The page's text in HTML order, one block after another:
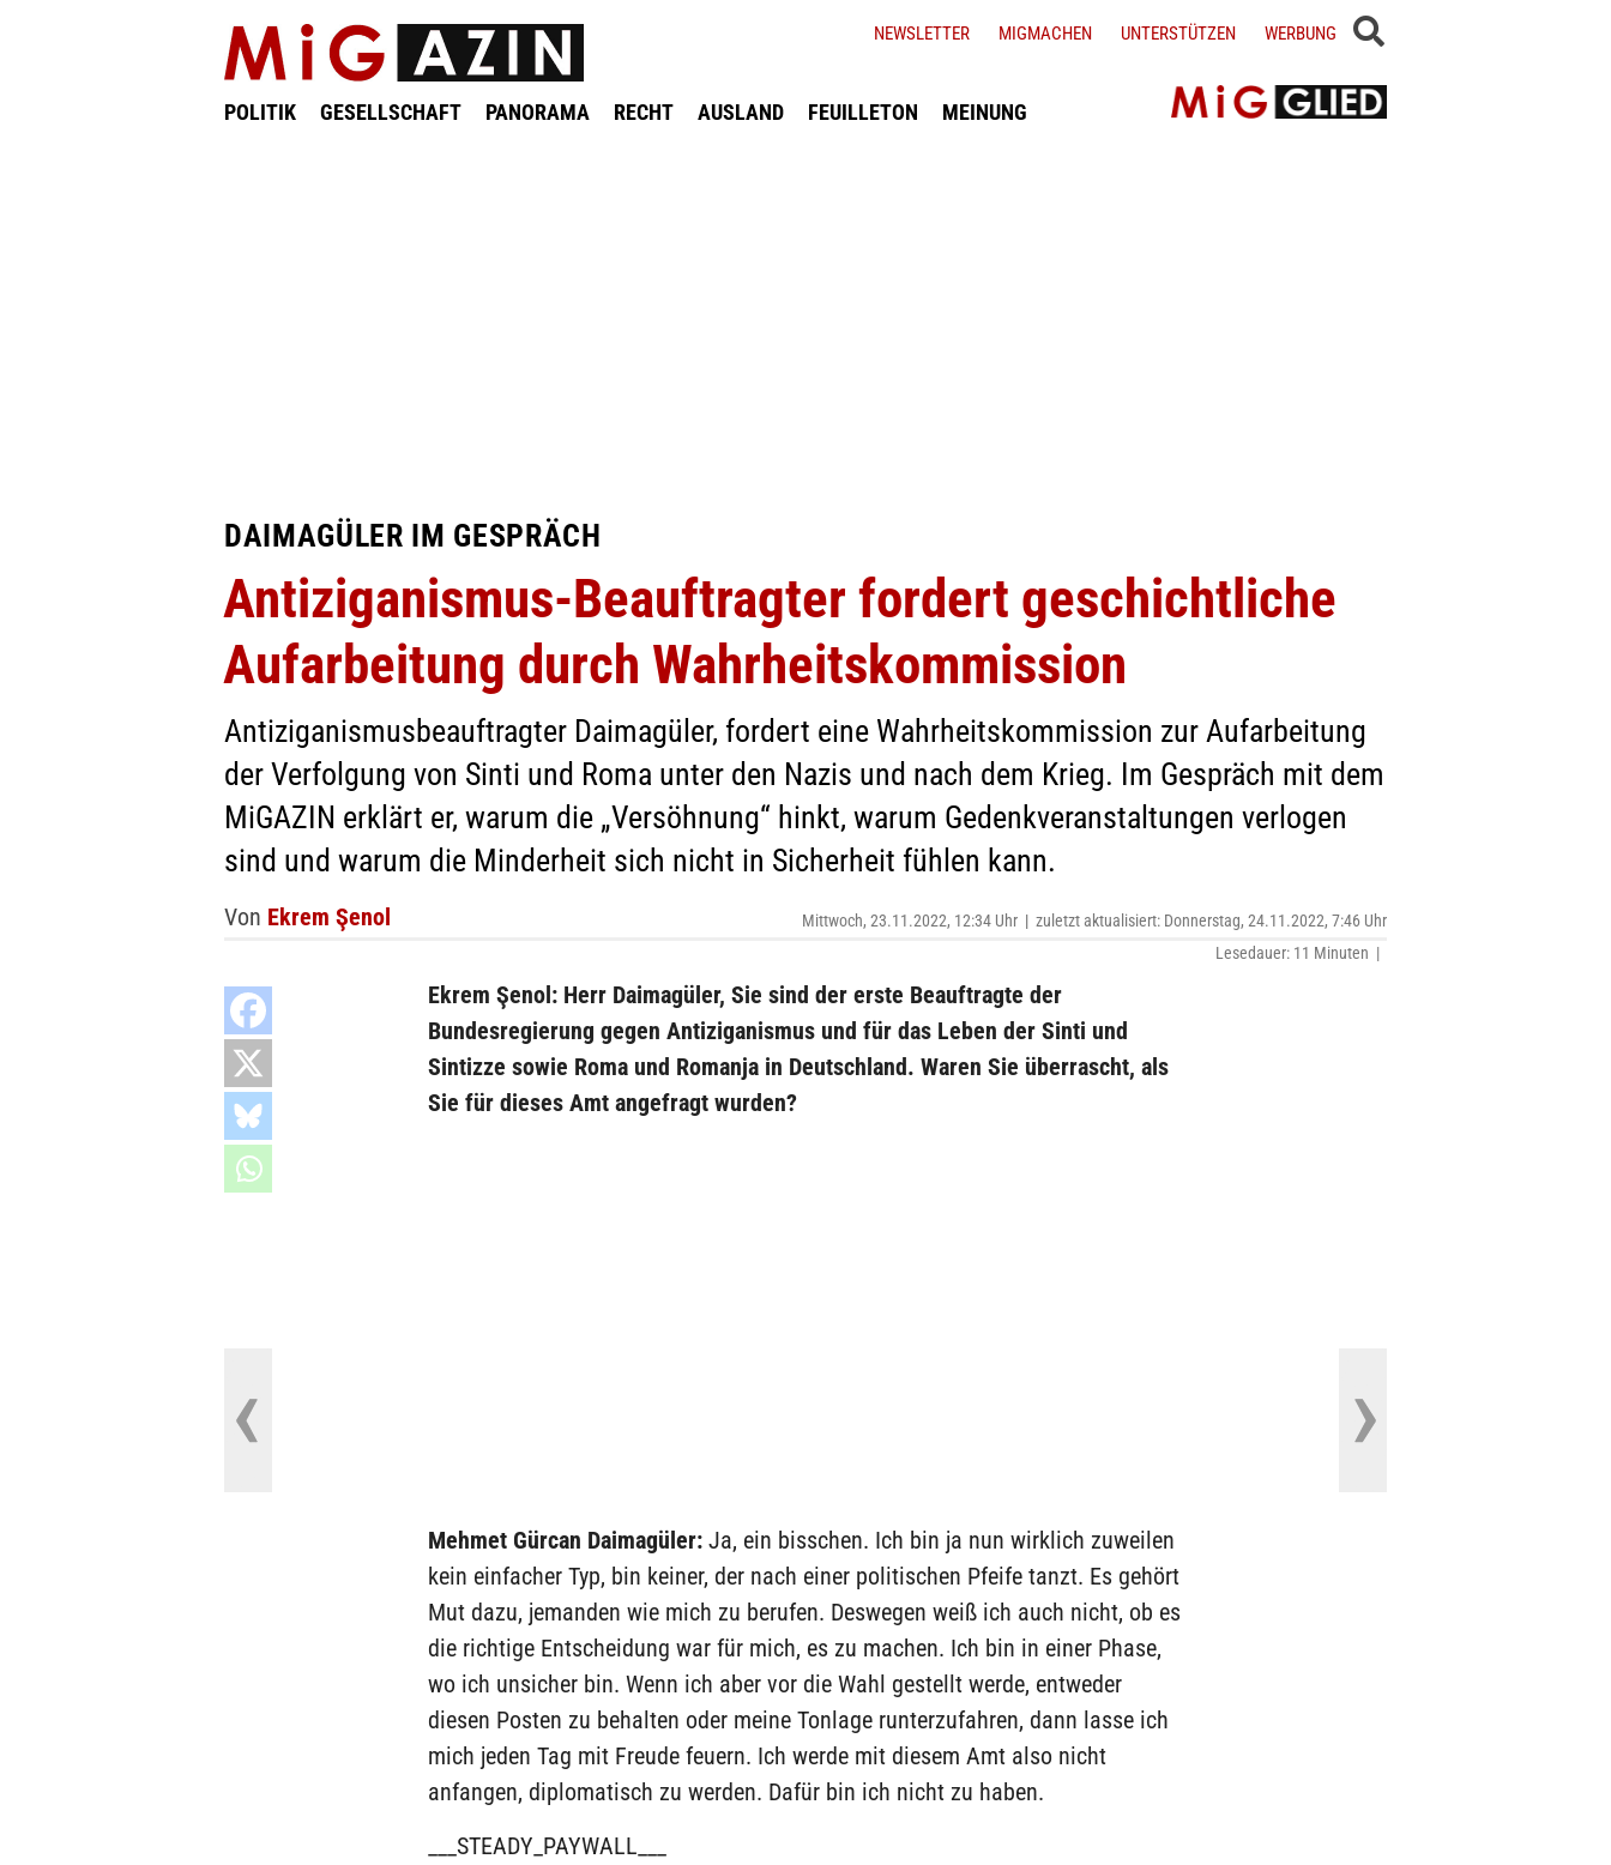
POLITIK GESELLSCHAFT PANORAMA RECHT AUSLAND FEUILLETON MEINUNG
NEWSLETTER MIGMACHEN UNTERSTÜTZEN WERBUNG
DAIMAGÜLER IM GESPRÄCH
Antiziganismus-Beauftragter fordert geschichtliche
Aufarbeitung durch Wahrheitskommission
Antiziganismusbeauftragter Daimagüler, fordert eine Wahrheitskommission zur Aufarbeitung
der Verfolgung von Sinti und Roma unter den Nazis und nach dem Krieg. Im Gespräch mit dem
MiGAZIN erklärt er, warum die „Versöhnung“ hinkt, warum Gedenkveranstaltungen verlogen
sind und warum die Minderheit sich nicht in Sicherheit fühlen kann.
Von Ekrem Şenol Mittwoch, 23.11.2022, 12:34 Uhr | zuletzt aktualisiert: Donnerstag, 24.11.2022, 7:46 Uhr
Lesedauer: 11 Minuten |
Ekrem Şenol: Herr Daimagüler, Sie sind der erste Beauftragte der
Bundesregierung gegen Antiziganismus und für das Leben der Sinti und
Sintizze sowie Roma und Romanja in Deutschland. Waren Sie überrascht, als
Sie für dieses Amt angefragt wurden?
Mehmet Gürcan Daimagüler: Ja, ein bisschen. Ich bin ja nun wirklich zuweilen
kein einfacher Typ, bin keiner, der nach einer politischen Pfeife tanzt. Es gehört
Mut dazu, jemanden wie mich zu berufen. Deswegen weiß ich auch nicht, ob es
die richtige Entscheidung war für mich, es zu machen. Ich bin in einer Phase,
wo ich unsicher bin. Wenn ich aber vor die Wahl gestellt werde, entweder
diesen Posten zu behalten oder meine Tonlage runterzufahren, dann lasse ich
mich jeden Tag mit Freude feuern. Ich werde mit diesem Amt also nicht
anfangen, diplomatisch zu werden. Dafür bin ich nicht zu haben.
___STEADY_PAYWALL___